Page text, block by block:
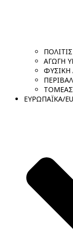
ΑΓΩΓΗ
ΦΥΣΙΚΗ
ΤΟΜΕΑΣ
ΕΥΡΩΠΑΪΚΑ/